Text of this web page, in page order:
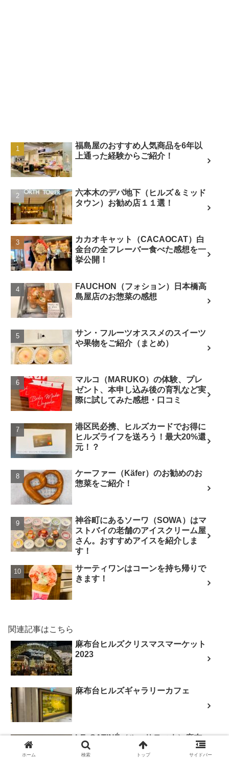
福島屋のおすすめ人気商品を6年以
上通った経験からご紹介！
六本木のデパ地下（ヒルズ＆ミッド
タウン）お勧め店１１選！
カカオキャット（CACAOCAT）白
金台の全フレーバー食べた感想を一
挙公開！
FAUCHON（フォション）日本橋高
島屋店のお惣菜の感想
サン・フルーツオススメのスイーツ
や果物をご紹介（まとめ）
マルコ（MARUKO）の体験、プレ
ゼント、本申し込み後の育乳など実
際に試してみた感想・口コミ
港区民必携、ヒルズカードでお得に
ヒルズライフを送ろう！最大20%還
元！？
ケーファー（Käfer）のお勧めのお
惣菜をご紹介！
神谷町にあるソーワ（SOWA）はマ
ストバイの老舗のアイスクリーム屋
さん。おすすめアイスを紹介しま
す！
サーティワンはコーンを持ち帰りで
きます！
関連記事はこちら
麻布台ヒルズクリスマスマーケット
2023
麻布台ヒルズギャラリーカフェ
LE SATINÉ（ル・サティネ）麻布
台ヒルズ店
ホーム 検索 トップ サイドバー